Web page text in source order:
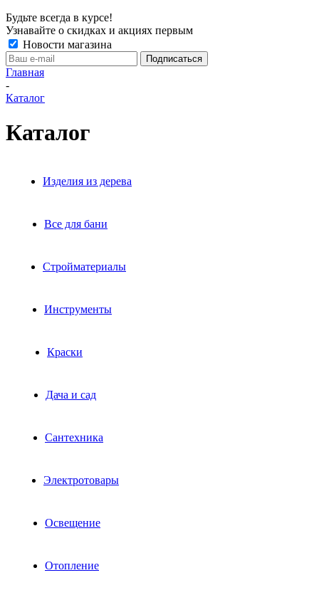
Будьте всегда в курсе!
Узнавайте о скидках и акциях первым
Новости магазина
Главная
-
Каталог
Каталог
Изделия из дерева
Все для бани
Стройматериалы
Инструменты
Краски
Дача и сад
Сантехника
Электротовары
Освещение
Отопление